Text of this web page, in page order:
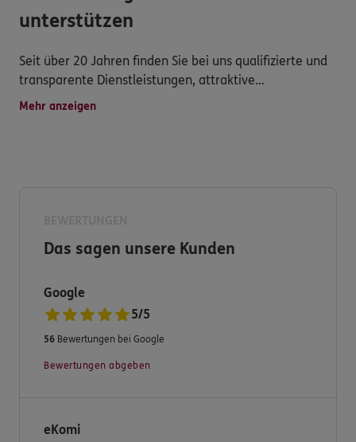
unterstützen
Seit über 20 Jahren finden Sie bei uns qualifizierte und
transparente Dienstleistungen, attraktive
Versicherungsprodukte, persönliche Betreuung,
Backnang.
Wir freuen uns auf Sie!
Mehr anzeigen
Das sagen unsere Kunden
Google
5/5
56 Bewertungen bei Google
Bewertungen abgeben
eKomi